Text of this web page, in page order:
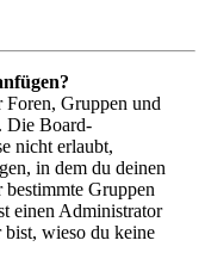
Foren, Gruppen und
Die Board-
nicht erlaubt,
in dem du deinen
bestimmte Gruppen
einen Administrator
wieso du keine